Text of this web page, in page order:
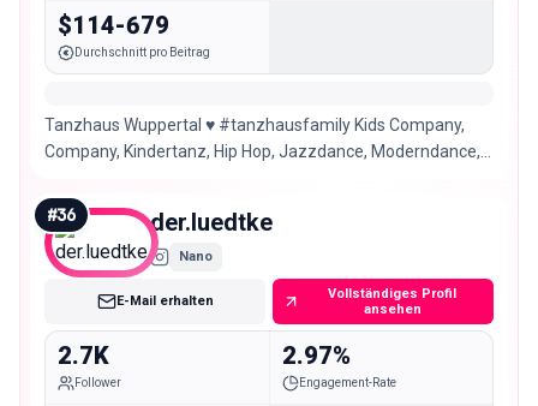
$114-679
Durchschnitt pro Beitrag
Tanzhaus Wuppertal ♥️ #tanzhausfamily Kids Company,
Company, Kindertanz, Hip Hop, Jazzdance, Moderndance,
#36 der.luedtke
Nano
E-Mail erhalten
Vollständiges Profil
ansehen
2.7K
Follower
2.97%
Engagement-Rate